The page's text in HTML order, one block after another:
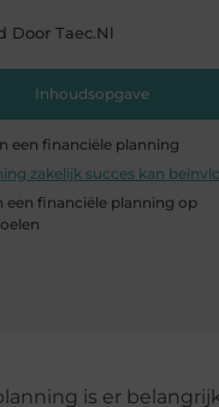
Door Taec.nl
Inhoudsopgave
een financiële planning
zakelijk succes kan
een financiële planning op
is er